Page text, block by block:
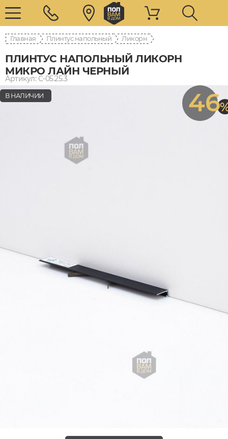
Главная Плинтус напольный Ликорн
ПЛИНТУС НАПОЛЬНЫЙ ЛИКОРН
МИКРО ЛАЙН ЧЕРНЫЙ
Артикул: С-05.25.3
46
В НАЛИЧИИ